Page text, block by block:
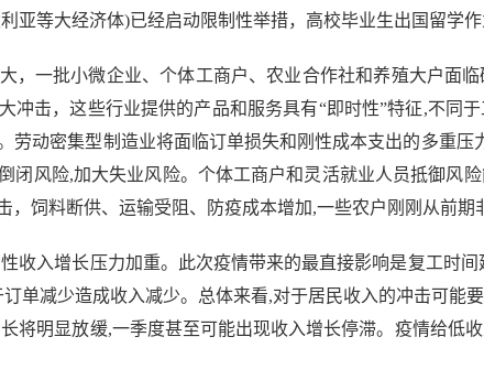
亚等大经济体)已经启动限制性举措，高校毕业生出国留学
一批小微企业、个体工商户、农业合作社和养殖大户面临
冲击，这些行业提供的产品和服务具有“即时性”特征,不同
动密集型制造业将面临订单损失和刚性成本支出的多重压
闭风险,加大失业风险。个体工商户和灵活就业人员抵御风
饲料断供、运输受阻、防疫成本增加,一些农户刚刚从前期
入增长压力加重。此次疫情带来的最直接影响是复工时间
单减少造成收入减少。总体来看,对于居民收入的冲击可能
将明显放缓,一季度甚至可能出现收入增长停滞。疫情给低